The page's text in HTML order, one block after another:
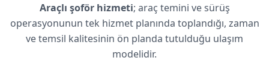
Araçlı şoför hizmeti; araç temini ve sürüş
operasyonunun tek hizmet planında toplandığı, zaman
ve temsil kalitesinin ön planda tutulduğu ulaşım
modelidir.